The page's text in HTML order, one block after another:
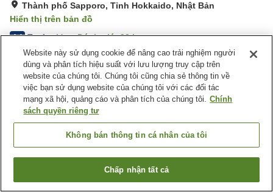
Thành phố Sapporo, Tỉnh Hokkaido, Nhật Bản
Hiển thị trên bản đồ
4.4 Tuyệt vời Đánh giá:92lượt
Tiện nghi chỗ nghỉ
Bãi đỗ xe
Spa / Salon
Nhà hàng
Lounge
Nhật Bản Tỉnh Hokkaido
Thành phố Sapporo
Premier Hotel Nakajima Park Sapporo
Tìm phòng trống
Website này sử dụng cookie để nâng cao trải nghiệm người
dùng và phân tích hiệu suất với lưu lượng truy cập trên
website của chúng tôi. Chúng tôi cũng chia sẻ thông tin về
việc bạn sử dụng website của chúng tôi với các đối tác
mạng xã hội, quảng cáo và phân tích của chúng tôi. Chính
sách quyền riêng tư
Không bán thông tin cá nhân của tôi
Chấp nhận tất cả